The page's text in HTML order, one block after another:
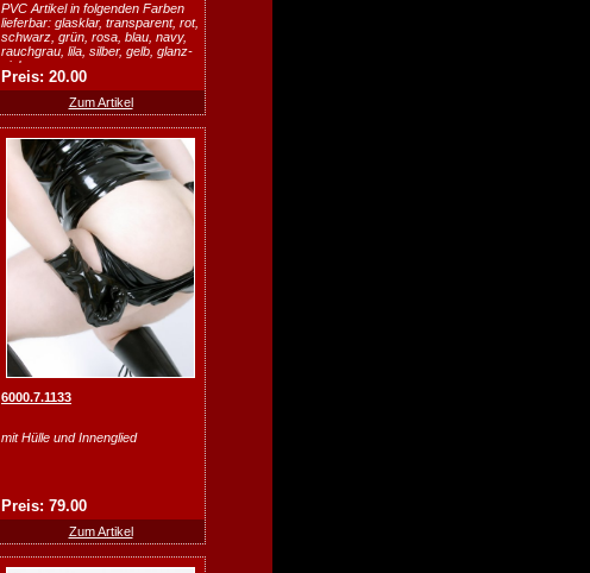
PVC Artikel in folgenden Farben
lieferbar: glasklar, transparent, rot,
schwarz, grün, rosa, blau, navy,
rauchgrau, lila, silber, gelb, glanz-
pink
Preis: 20.00
Zum Artikel
6000.7.1133
mit Hülle und Innenglied
Preis: 79.00
Zum Artikel